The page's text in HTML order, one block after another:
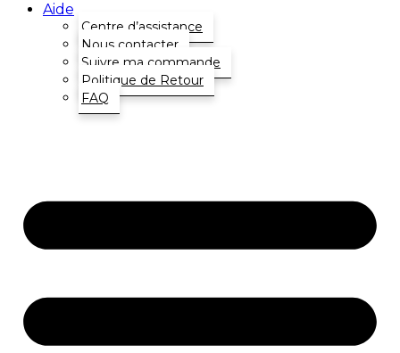
Aide
Centre d’assistance
Nous contacter
Suivre ma commande
Politique de Retour
FAQ